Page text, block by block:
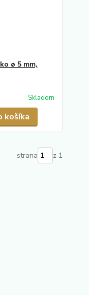
ø 5 mm,
Skladom
košíka
strana z 1